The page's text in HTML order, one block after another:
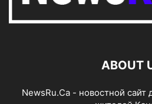
ABOUT
NewsRu.Ca - новостной сайт